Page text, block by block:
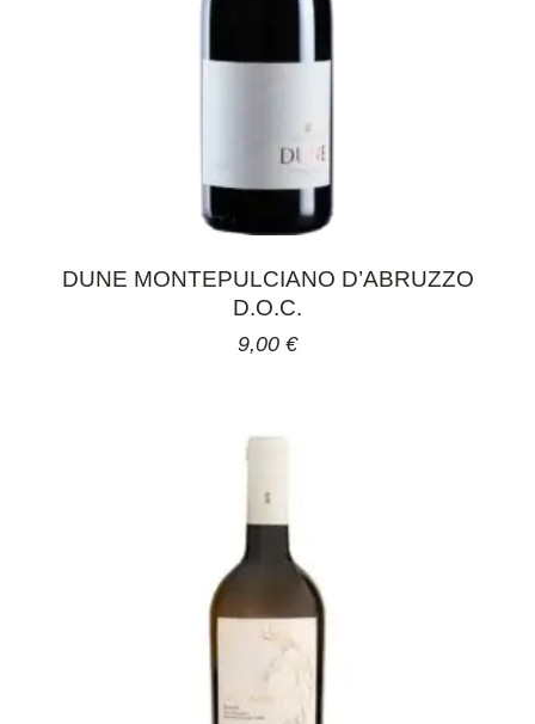
DUNE MONTEPULCIANO D’ABRUZZO
D.O.C.
9,00 €